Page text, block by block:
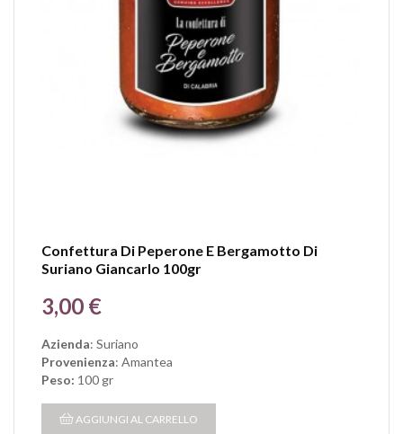
Confettura Di Peperone E Bergamotto Di
Suriano Giancarlo 100gr
Prezzo
3,00 €
Azienda: Suriano
Provenienza: Amantea
Peso: 100 gr
AGGIUNGI AL CARRELLO